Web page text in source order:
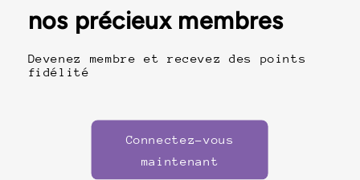
nos précieux membres
Devenez membre et recevez des points
fidélité
Connectez-vous
maintenant